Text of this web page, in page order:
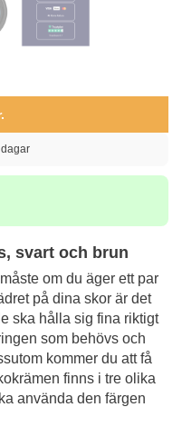
svart och brun
om du äger ett par
på dina skor är det
ska hålla sig fina riktigt
som behövs och
kommer du att få
finns i tre olika
använda den färgen